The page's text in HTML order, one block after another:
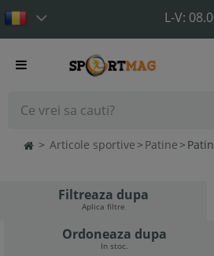
L-V:
Toggle
> Articole sportive > Patine >
Filtreaza dupa
Aplica filtre
Ordoneaza dupa
In stoc.